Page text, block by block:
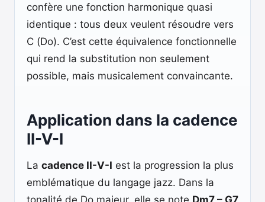
confère une fonction harmonique quasi
identique : tous deux veulent résoudre vers
C (Do). C’est cette équivalence fonctionnelle
qui rend la substitution non seulement
possible, mais musicalement convaincante.
Application dans la cadence
II-V-I
La cadence II-V-I est la progression la plus
emblématique du langage jazz. Dans la
tonalité de Do majeur, elle se note Dm7 – G7